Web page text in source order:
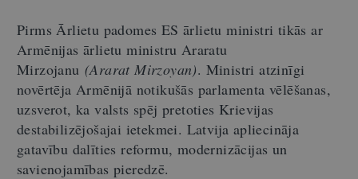
Pirms Ārlietu padomes ES ārlietu ministri tikās ar
Armēnijas ārlietu ministru Araratu
Mirzojanu(Ararat Mirzoyan). Ministri atzinīgi
novērtēja Armēnijā notikušās parlamenta vēlēšanas,
uzsverot, ka valsts spēj pretoties Krievijas
destabilizējošajai ietekmei. Latvija apliecināja
gatavību dalīties reformu, modernizācijas un
savienojamības pieredzē.